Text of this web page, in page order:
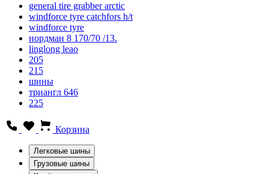
general tire grabber arctic
windforce tyre catchfors h/t
windforce tyre
нордман 8 170/70 /13.
linglong leao
205
215
шины
триангл 646
225
Корзина
Легковые шины
Грузовые шины